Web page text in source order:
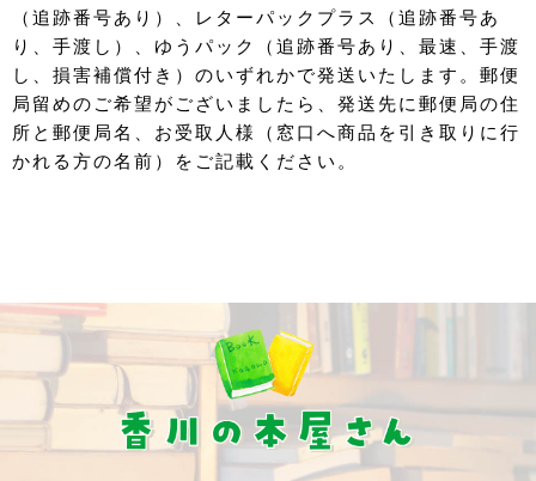
（追跡番号あり）、レターパックプラス（追跡番号あ
り、手渡し）、ゆうパック（追跡番号あり、最速、手渡
し、損害補償付き）のいずれかで発送いたします。郵便
局留めのご希望がございましたら、発送先に郵便局の住
所と郵便局名、お受取人様（窓口へ商品を引き取りに行
かれる方の名前）をご記載ください。